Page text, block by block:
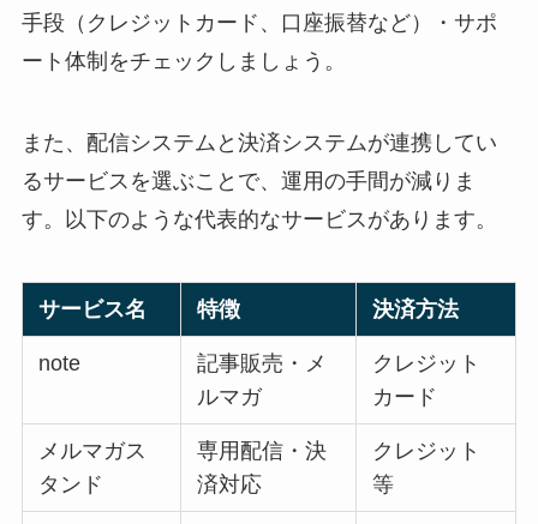
手段（クレジットカード、口座振替など）・サポ
ート体制をチェックしましょう。
また、配信システムと決済システムが連携してい
るサービスを選ぶことで、運用の手間が減りま
す。以下のような代表的なサービスがあります。
サービス名 特徴 決済方法
note
記事販売・メ
ルマガ
クレジット
カード
メルマガス
タンド
専用配信・決
済対応
クレジット
等